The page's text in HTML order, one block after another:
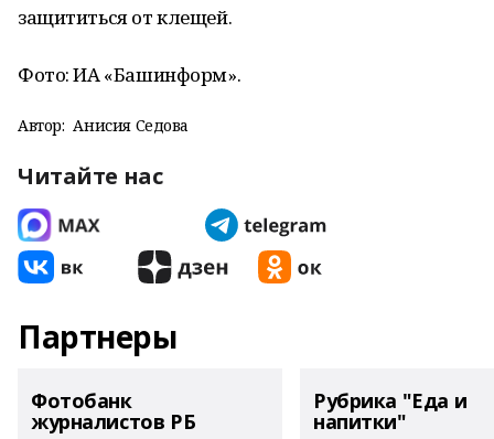
защититься от клещей.
Фото: ИА «Башинформ».
Автор: Анисия Седова
Читайте нас
Партнеры
Фотобанк
журналистов РБ
Рубрика "Еда и
напитки"